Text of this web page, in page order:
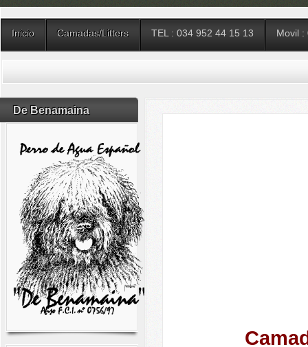
Inicio Camadas/Litters TEL : 034 952 44 15 13 Movil :
De Benamaina